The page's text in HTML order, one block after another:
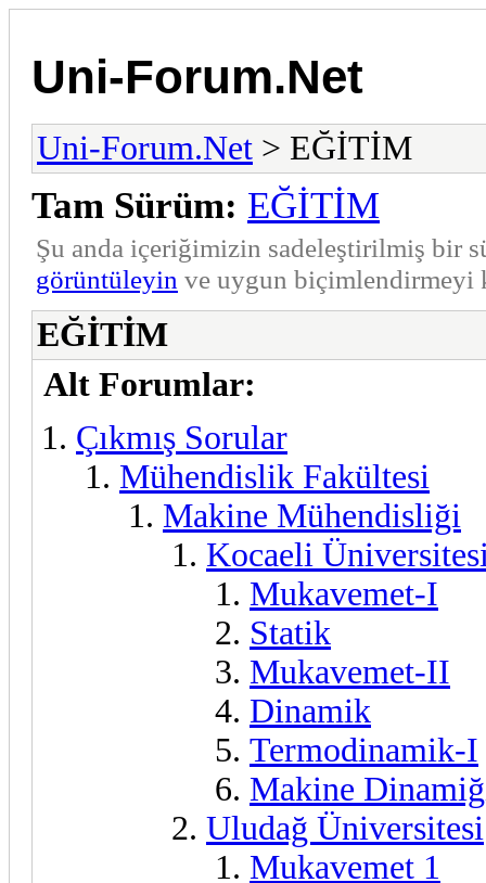
Uni-Forum.Net
Uni-Forum.Net > EĞİTİM
Tam Sürüm: EĞİTİM
Şu anda içeriğimizin sadeleştirilmiş bir
görüntüleyin ve uygun biçimlendirmeyi
EĞİTİM
Alt Forumlar:
Çıkmış Sorular
Mühendislik Fakültesi
Makine Mühendisliği
Kocaeli
Mukavemet-I
Statik
Mukavemet-II
Dinamik
Termodinamik-I
Makine
Uludağ Üniversitesi
Mukavemet 1